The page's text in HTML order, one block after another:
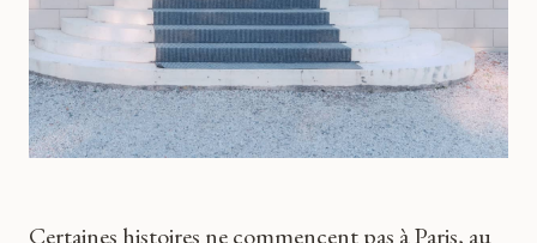
Certaines histoires ne commencent pas à Paris, au